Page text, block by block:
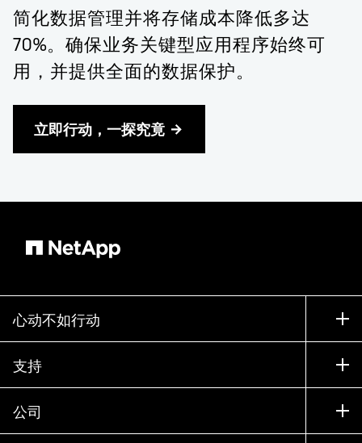
简化数据管理并将存储成本降低多达
70%。确保业务关键型应用程序始终可
用，并提供全面的数据保护。
立即行动，一探究竟
心动不如行动
如何购买
联系销售部门
寻找合作伙伴
支持
支持
训练
公司